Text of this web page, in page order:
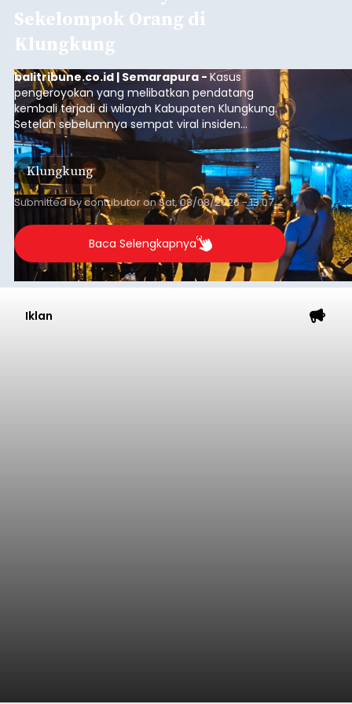
Sekelompok Orang di
Klungkung
balitribune.co.id | Semarapura -Kasus
pengeroyokan yang melibatkan pendatang
kembali terjadi di wilayah Kabupaten Klungkung.
Setelah sebelumnya sempat viral insiden
keributan di barat Pasar Galiran, peristiwa serupa
kini menimpa seorang pemuda asal Kabupaten
Sumba Barat Daya (SBD), Nusa Tenggara Timur
(NTT).
Klungkung
Submitted bycontributoronSat, 08/08/2026 - 13:07
Baca Selengkapnya
Iklan